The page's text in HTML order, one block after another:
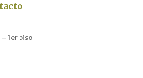
1er piso